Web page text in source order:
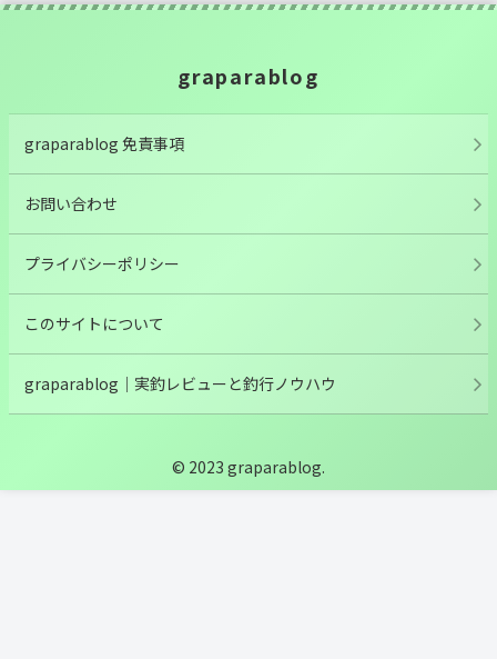
graparablog
graparablog 免責事項
お問い合わせ
プライバシーポリシー
このサイトについて
graparablog｜実釣レビューと釣行ノウハウ
© 2023 graparablog.